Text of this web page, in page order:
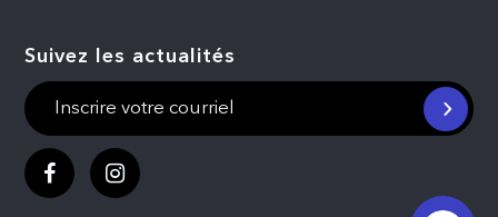
Suivez les actualités